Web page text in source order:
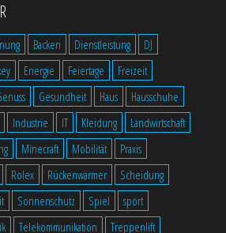
Backen Dienstleistung
DJ
Energie Feiertage
Freizeit
Gesundheit Haus
Hausschuhe
Industrie IT Kleidung
Landwirtschaft
Minecraft Mobilität
Praxis
Rolex Rückenwärmer
Scheidung
Sonnenschutz Spiel
sport
Telekommunikation Treppenlift